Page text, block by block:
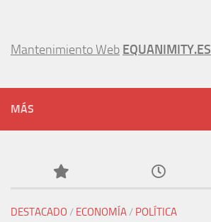
Mantenimiento Web EQUANIMITY.ES
MÁS
DESTACADO / ECONOMÍA/ POLÍTICA